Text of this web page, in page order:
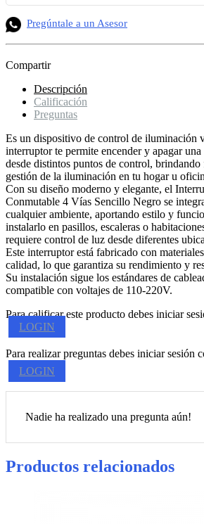
Pregúntale a un Asesor
Compartir
Descripción
Calificación
Preguntas
Es un dispositivo de control de iluminación
interruptor te permite encender y apagar
desde distintos puntos de control,
gestión de la iluminación en tu hogar u
Con su diseño moderno y elegante, el
Conmutable 4 Vías Sencillo Negro se
cualquier ambiente, aportando estilo y
instalarlo en pasillos, escaleras o
requiere control de luz desde diferentes
Este interruptor está fabricado con
calidad, lo que garantiza su rendimiento y
Su instalación sigue los estándares de
compatible con voltajes de 110-220V.
Para calificar este producto debes iniciar
LOGIN
Para realizar preguntas debes iniciar sesión
LOGIN
Nadie ha realizado una pregunta aún!
Productos relacionados